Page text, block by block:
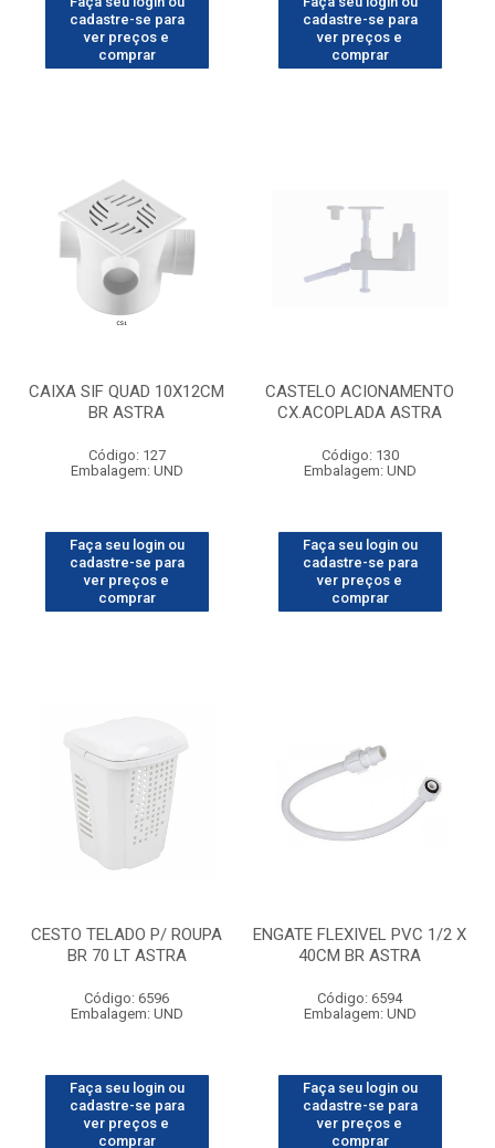
cadastre-se para
ver preços e
comprar
cadastre-se para
ver preços e
comprar
CAIXA SIF QUAD 10X12CM
BR ASTRA
Código: 127
Embalagem: UND
Faça seu login ou
cadastre-se para
ver preços e
comprar
CASTELO ACIONAMENTO
CX.ACOPLADA ASTRA
Código: 130
Embalagem: UND
Faça seu login ou
cadastre-se para
ver preços e
comprar
CESTO TELADO P/ ROUPA
BR 70 LT ASTRA
Código: 6596
Embalagem: UND
Faça seu login ou
cadastre-se para
ver preços e
comprar
ENGATE FLEXIVEL PVC 1/2 X
40CM BR ASTRA
Código: 6594
Embalagem: UND
Faça seu login ou
cadastre-se para
ver preços e
comprar